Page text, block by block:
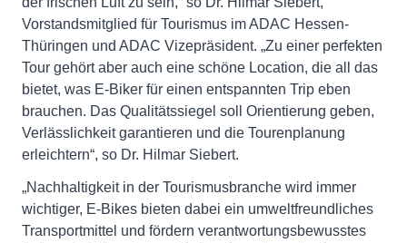
Vorstandsmitglied für Tourismus im ADAC Hessen-
Thüringen und ADAC Vizepräsident. „Zu einer perfekten
Tour gehört aber auch eine schöne Location, die all das
bietet, was E-Biker für einen entspannten Trip eben
brauchen. Das Qualitätssiegel soll Orientierung geben,
Verlässlichkeit garantieren und die Tourenplanung
erleichtern“, so Dr. Hilmar Siebert.
„Nachhaltigkeit in der Tourismusbranche wird immer
wichtiger, E-Bikes bieten dabei ein umweltfreundliches
Transportmittel und fördern verantwortungsbewusstes